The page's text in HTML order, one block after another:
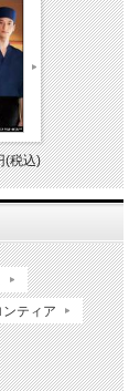
(税込)
ンティア